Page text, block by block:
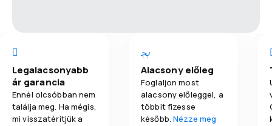
Legalacsonyabb
ár garancia
Ennél olcsóbban nem
találja meg. Ha mégis,
mi visszatérítjük a
Alacsony előleg
Foglaljon most
alacsony előleggel, a
többit fizesse
később.Nézze meg